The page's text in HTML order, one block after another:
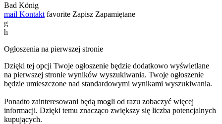
Bad König
mail Kontakt favorite Zapisz Zapamiętane
g
h
Ogłoszenia na pierwszej stronie
Dzięki tej opcji Twoje ogłoszenie będzie dodatkowo wyświetlane
na pierwszej stronie wyników wyszukiwania. Twoje ogłoszenie
będzie umieszczone nad standardowymi wynikami wyszukiwania.
Ponadto zainteresowani będą mogli od razu zobaczyć więcej
informacji. Dzięki temu znacząco zwiększy się liczba potencjalnych
kupujących.